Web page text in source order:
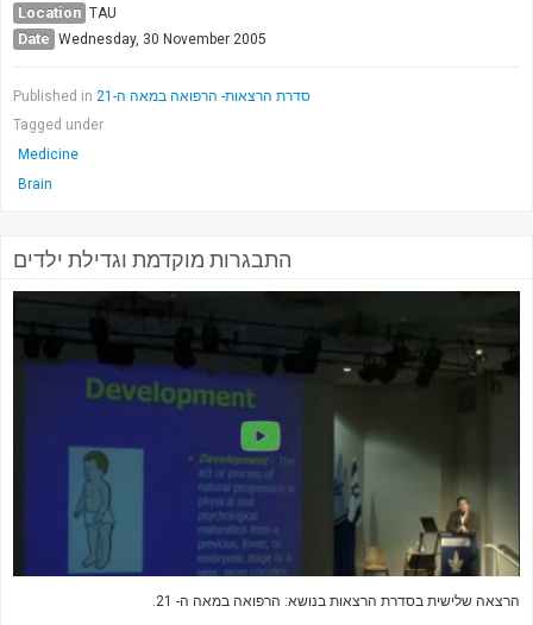
Location TAU
Date Wednesday, 30 November 2005
Published in
סדרת הרצאות- הרפואה במאה ה-21
Tagged under
Medicine
Brain
התבגרות מוקדמת וגדילת ילדים
הרצאה שלישית בסדרת הרצאות בנושא: הרפואה במאה ה- 21.